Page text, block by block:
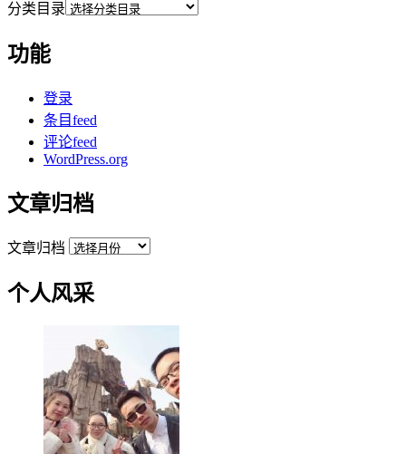
分类目录
功能
登录
条目feed
评论feed
WordPress.org
文章归档
文章归档
个人风采